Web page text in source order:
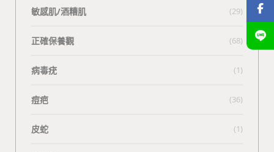
敏感肌/酒糟肌 (29)
正確保養觀 (68)
病毒疣 (1)
痘疤 (36)
皮蛇 (1)